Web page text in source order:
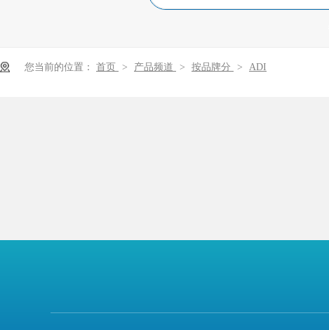
您当前的位置： 首页 > 产品频道 > 按品牌分 > ADI